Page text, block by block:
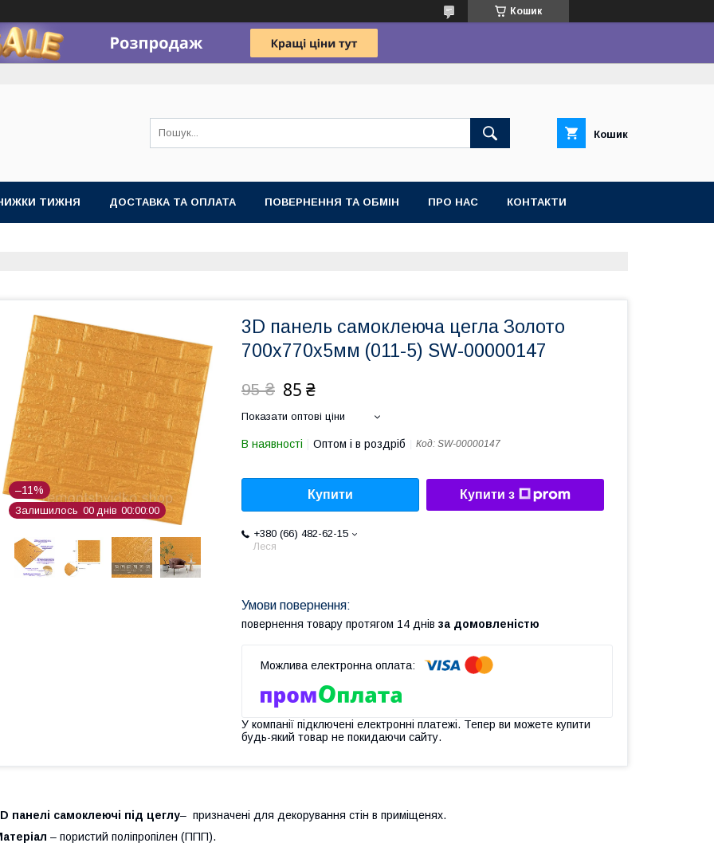
Кошик
Кошик
ТИЖНЯ ДОСТАВКА ТА ОПЛАТА ПОВЕРНЕННЯ ТА ОБМІН ПРО НАС КОНТАКТИ
–11%
Залишилось 00 днів 00 00 00
3D панель самоклеюча цегла Золото
700х770х5мм (011-5) SW-00000147
95 ₴ 85 ₴
Показати оптові ціни
В наявності Оптом і в роздріб Код: SW-00000147
Купити Купити з
+380 (66) 482-62-15
Леся
повернення товару протягом 14 днів за домовленістю
У компанії підключені електронні платежі. Тепер ви можете купити
будь-який товар не покидаючи сайту.
панелі самоклеючі під цеглу– призначені для декорування стін в приміщенях.
– пористий поліпропілен (ППП).